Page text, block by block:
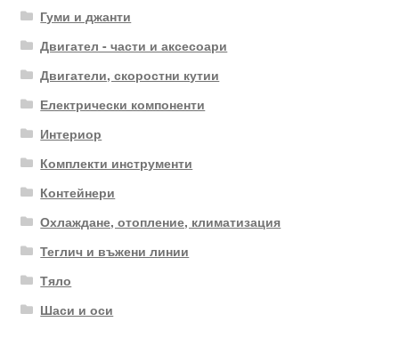
Гуми и джанти
Двигател - части и аксесоари
Двигатели, скоростни кутии
Електрически компоненти
Интериор
Комплекти инструменти
Контейнери
Охлаждане, отопление, климатизация
Теглич и въжени линии
Тяло
Шаси и оси